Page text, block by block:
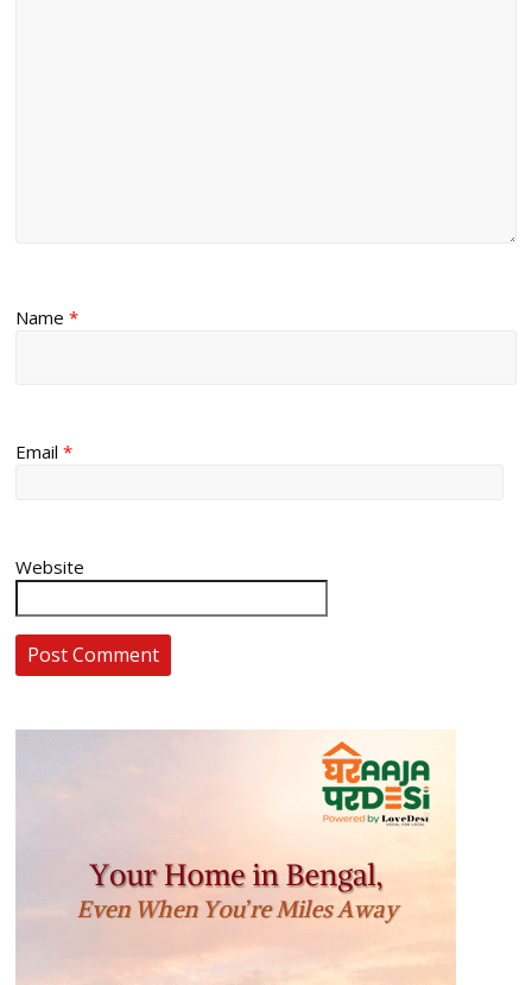
Name*
Email*
Website